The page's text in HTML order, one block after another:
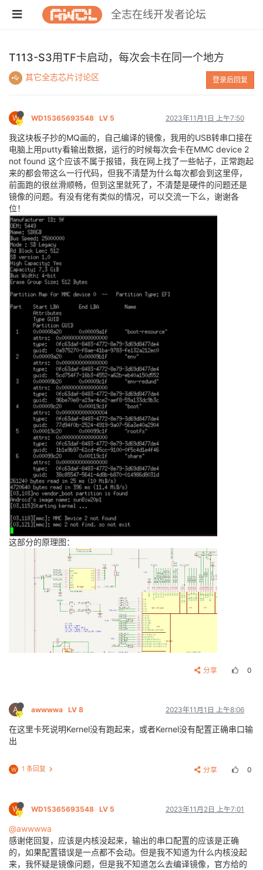
全志在线开发者论坛
T113-S3用TF卡启动，每次会卡在同一个地方
其它全志芯片讨论区 登录后回复
W WD15365693548 LV 5 2023年11月1日 上午7:50
我这块板子抄的MQ画的，自己编译的镜像，我用的USB转串口接在
电脑上用putty看输出数据，运行的时候每次会卡在MMC device 2
not found 这个应该不属于报错，我在网上找了一些帖子，正常跑起
来的都会带这么一行代码，但我不清楚为什么每次都会到这里停，
前面跑的很丝滑顺畅，但到这里就死了，不清楚是硬件的问题还是
镜像的问题。有没有佬有类似的情况，可以交流一下么，谢谢各
位！
这部分的原理图：
分享 0
A awwwwa LV 8 2023年11月1日 上午8:06
在这里卡死说明Kernel没有跑起来，或者Kernel没有配置正确串口输
出
W 1 条回复 分享 0
W WD15365693548 LV 5 2023年11月2日 上午7:01
@awwwwa
感谢佬回复，应该是内核没起来，输出的串口配置的应该是正确
的，如果配置错误是一点都不会动。但是我不知道为什么内核没起
来，我怀疑是镜像问题，但是我不知道怎么去编译镜像，官方给的